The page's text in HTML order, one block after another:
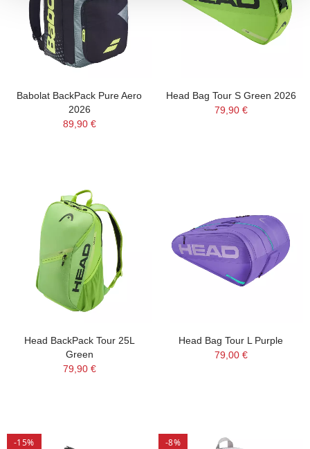
Babolat BackPack Pure Aero
2026
89,90 €
Head Bag Tour S Green 2026
79,90 €
Head BackPack Tour 25L
Green
79,90 €
Head Bag Tour L Purple
79,00 €
-15% -8%